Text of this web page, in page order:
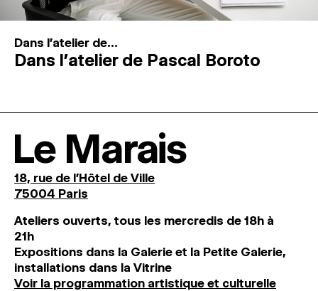
Dans l'atelier de...
Dans l’atelier de Pascal Boroto
Le Marais
18, rue de l'Hôtel de Ville
75004 Paris
Ateliers ouverts, tous les mercredis de 18h à
21h
Expositions dans la Galerie et la Petite Galerie,
installations dans la Vitrine
Voir la programmation artistique et culturelle